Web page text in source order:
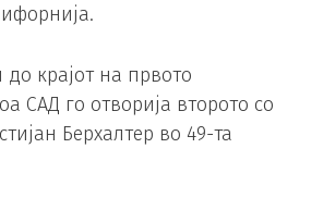
крајот на првото
САД го отворија второто со
Берхалтер во 49-та